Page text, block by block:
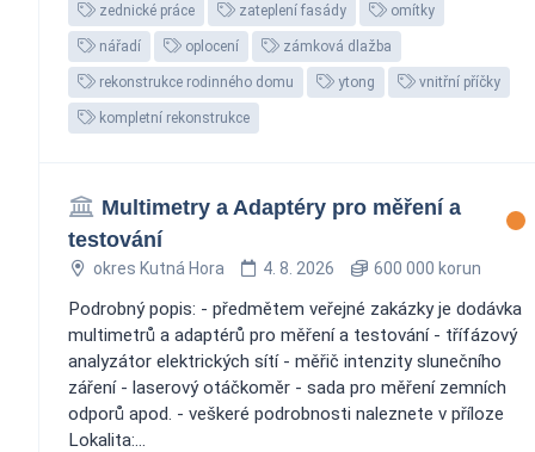
zednické práce zateplení fasády omítky
nářadí oplocení zámková dlažba
rekonstrukce rodinného domu ytong vnitřní příčky
kompletní rekonstrukce
Multimetry a Adaptéry pro měření a
testování
okres Kutná Hora 4. 8. 2026 600 000 korun
Podrobný popis: - předmětem veřejné zakázky je dodávka
multimetrů a adaptérů pro měření a testování - třífázový
analyzátor elektrických sítí - měřič intenzity slunečního
záření - laserový otáčkoměr - sada pro měření zemních
odporů apod. - veškeré podrobnosti naleznete v příloze
Lokalita:...